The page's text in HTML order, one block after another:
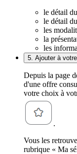
le détail
le détail
les
la
les
5. Ajouter à
Depuis la page
d'une offre
votre choix à
.
Vous les
rubrique « Ma